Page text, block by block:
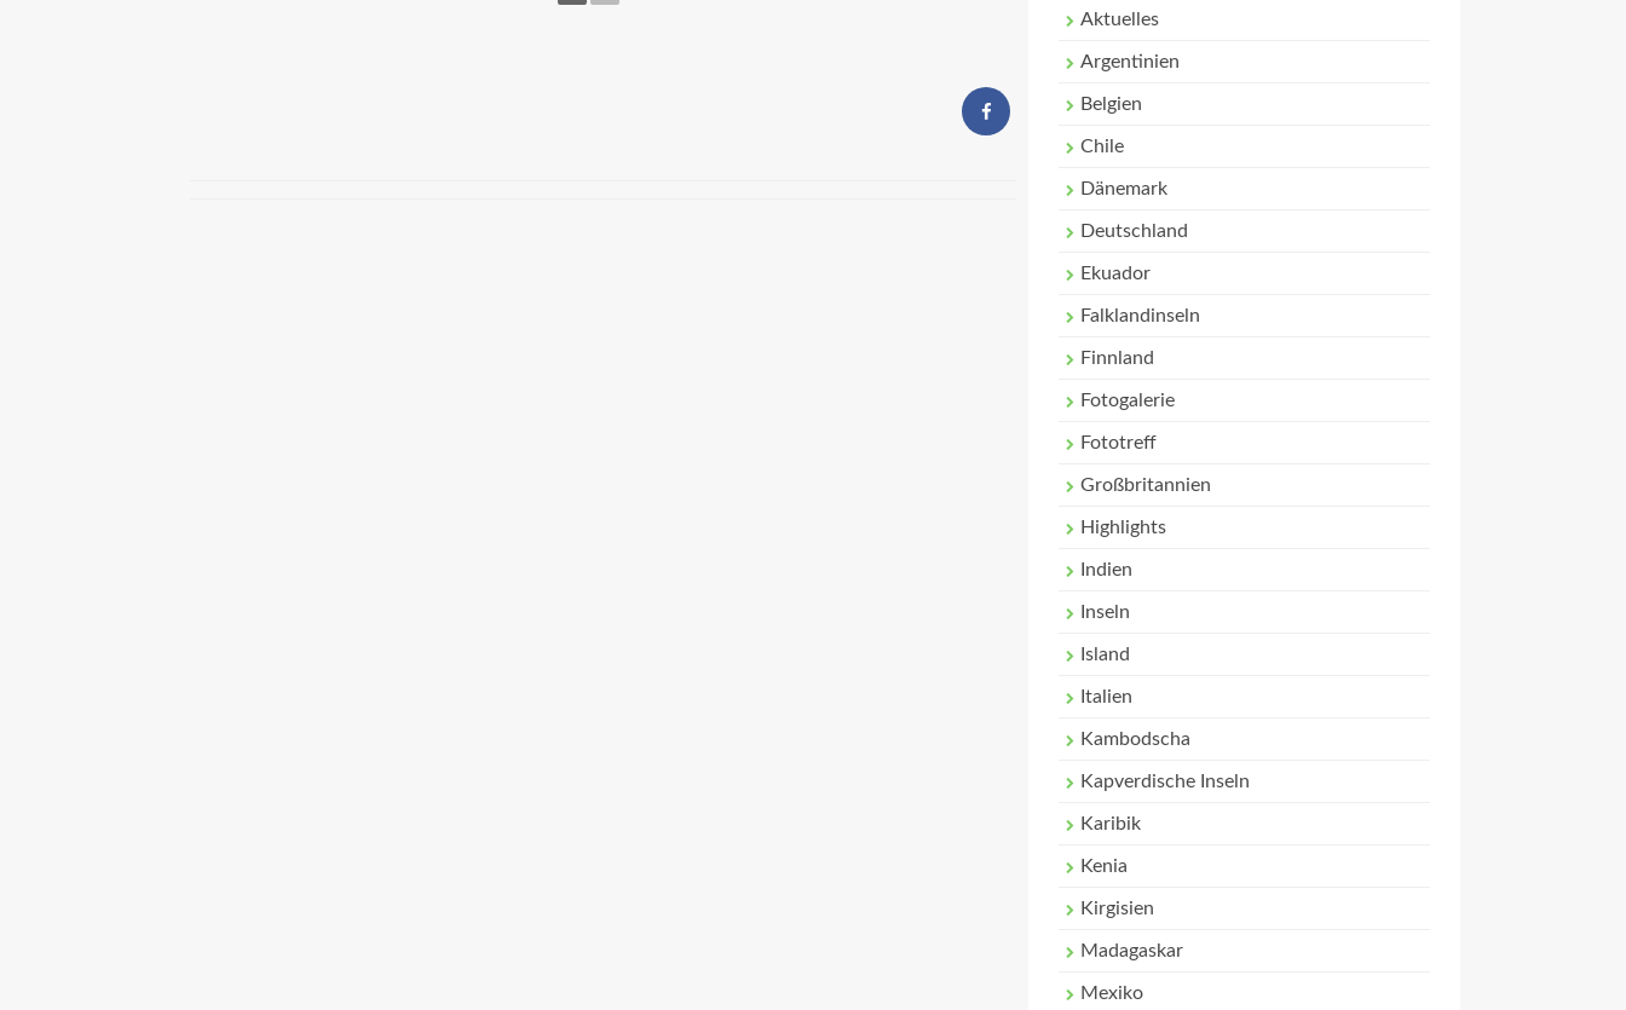
Aktuelles
Argentinien
Belgien
Chile
Dänemark
Deutschland
Ekuador
Falklandinseln
Finnland
Fotogalerie
Fototreff
Großbritannien
Highlights
Indien
Inseln
Island
Italien
Kambodscha
Kapverdische Inseln
Karibik
Kenia
Kirgisien
Madagaskar
Mexiko